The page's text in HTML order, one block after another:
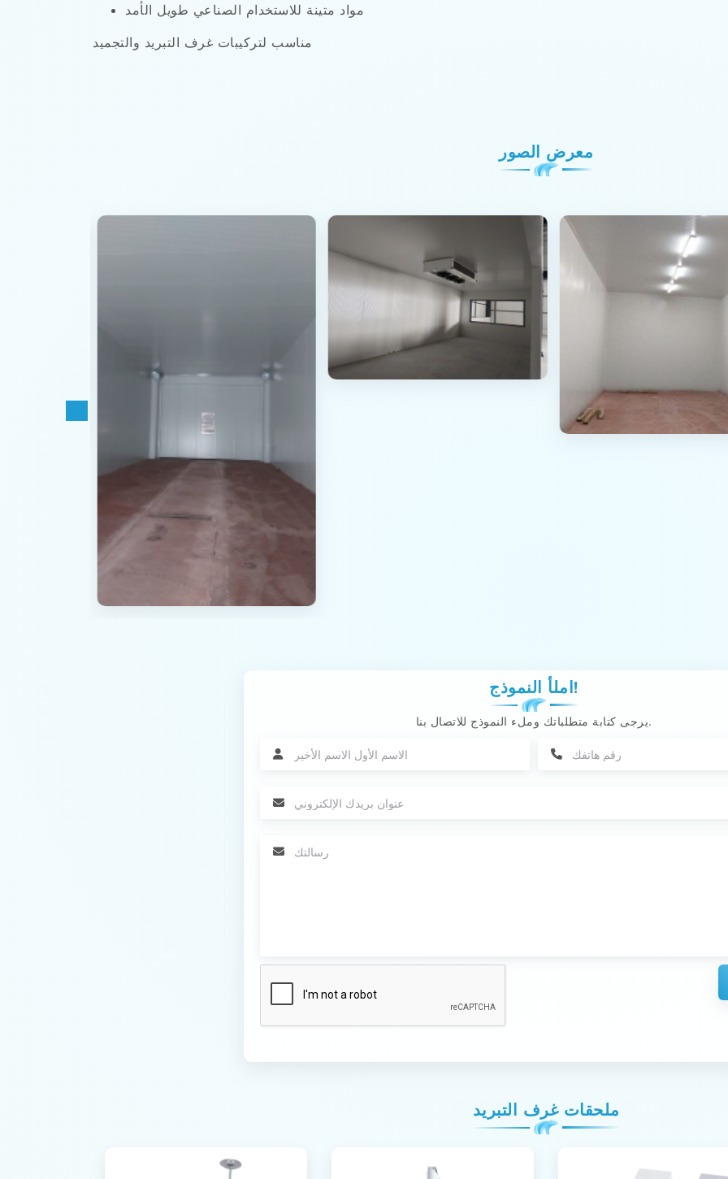
مواد متينة للاستخدام الصناعي طويل الأمد
مناسب لتركيبات غرف التبريد والتجميد
معرض الصور
املأ النموذج!
يرجى كتابة متطلباتك وملء النموذج للاتصال بنا.
ملحقات غرف التبريد